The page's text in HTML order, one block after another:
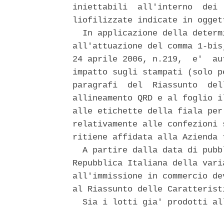
iniettabili  all'interno  dei
liofilizzate indicate in
In applicazione della
all'attuazione del comma 1-
24 aprile 2006, n.219,  e'
impatto sugli stampati
paragrafi  del  Riassunto
allineamento QRD e al
alle etichette della fiala
relativamente alle
ritiene affidata alla
A partire dalla data di
Repubblica Italiana della
all'immissione in commercio
al Riassunto delle
Sia i lotti gia' prodotti